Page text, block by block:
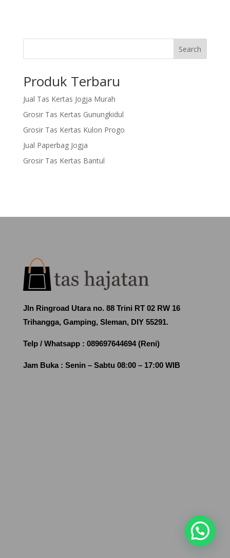
Search
Produk Terbaru
Jual Tas Kertas Jogja Murah
Grosir Tas Kertas Gunungkidul
Grosir Tas Kertas Kulon Progo
Jual Paperbag Jogja
Grosir Tas Kertas Bantul
Jln Ringroad Utara no. 88 Trini RT 02 RW 16
Trihangga, Gamping, Sleman, DIY 55291.
Telp / Whatsapp : 089697644694 (Reni)
Jam Buka : Senin – Sabtu 08:00 – 17:00 WIB